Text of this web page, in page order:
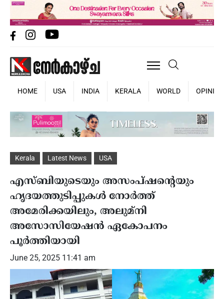
HOME USA INDIA KERALA WORLD OPINION
Kerala Latest News USA
എസ്ബിയുടെയും അസംപ്ഷന്റെയും
ഹൃദയത്തുടിപ്പുകൾ നോർത്ത്
അമേരിക്കയിലും, അലുമ്നി
അസോസിയേഷൻ ഏകോപനം
പൂർത്തിയായി
June 25, 2025 11:41 am